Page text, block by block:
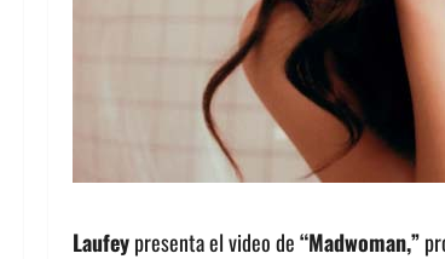
Laufeypresenta el video de“Madwoman,”